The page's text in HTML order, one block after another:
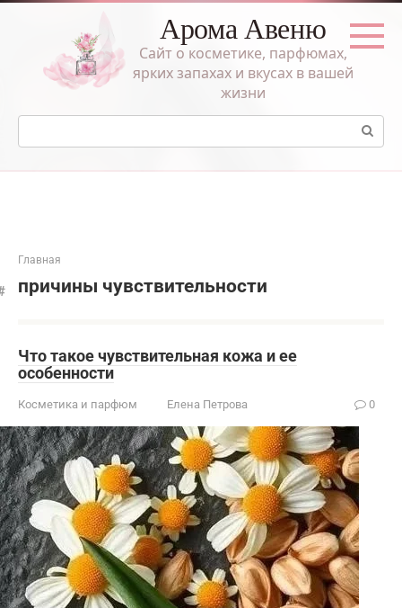
Перейти
Арома Авеню
Сайт о косметике, парфюмах,
ярких запахах и вкусах в вашей
жизни
Поиск:
Главная
причины чувствительности
Что такое чувствительная кожа и ее
особенности
Косметика и парфюм Елена Петрова 0